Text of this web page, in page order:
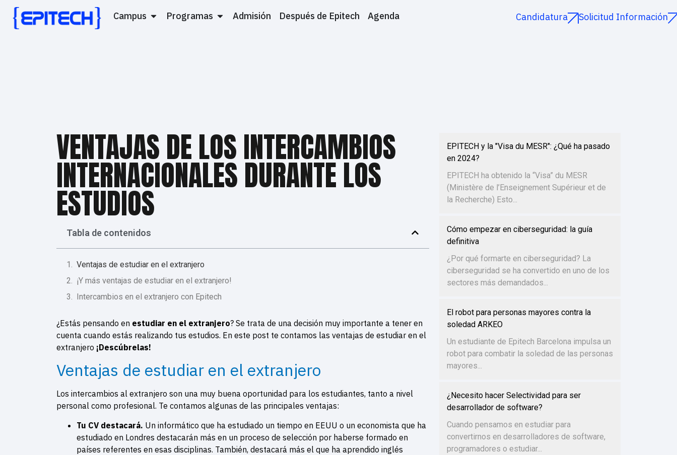
Campus Programas Admisión Después de Epitech Agenda Candidatura Solicitud Información
VENTAJAS DE LOS INTERCAMBIOS
INTERNACIONALES DURANTE LOS
ESTUDIOS
Tabla de contenidos
Ventajas de estudiar en el extranjero
¡Y más ventajas de estudiar en el extranjero!
Intercambios en el extranjero con Epitech
¿Estás pensando en estudiar en el extranjero? Se trata de una decisión muy importante a tener en
cuenta cuando estás realizando tus estudios. En este post te contamos las ventajas de estudiar en el
extranjero ¡Descúbrelas!
Ventajas de estudiar en el extranjero
Los intercambios al extranjero son una muy buena oportunidad para los estudiantes, tanto a nivel
personal como profesional. Te contamos algunas de las principales ventajas:
Tu CV destacará. Un informático que ha estudiado un tiempo en EEUU o un economista que ha
estudiado en Londres destacarán más en un proceso de selección por haberse formado en
países referentes en esas disciplinas. También, destacará más el que ha aprendido inglés
EPITECH y la "Visa du MESR": ¿Qué ha pasado
en 2024?
EPITECH ha obtenido la “Visa” du MESR
(Ministère de l’Enseignement Supérieur et de
la Recherche) Esto...
Cómo empezar en ciberseguridad: la guía
definitiva
¿Por qué formarte en ciberseguridad? La
ciberseguridad se ha convertido en uno de los
sectores más demandados...
El robot para personas mayores contra la
soledad ARKEO
Un estudiante de Epitech Barcelona impulsa un
robot para combatir la soledad de las personas
mayores...
¿Necesito hacer Selectividad para ser
desarrollador de software?
Cuando pensamos en estudiar para
convertirnos en desarrolladores de software,
programadores o estudiar...